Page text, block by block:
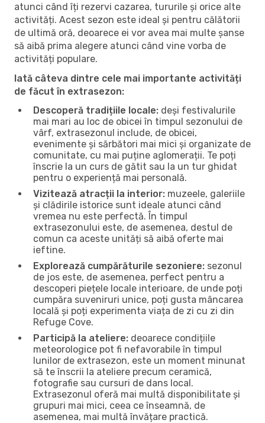
atunci când îți rezervi cazarea, tururile și orice alte
activități. Acest sezon este ideal și pentru călătorii
de ultimă oră, deoarece ei vor avea mai multe șanse
să aibă prima alegere atunci când vine vorba de
activități populare.
Iată câteva dintre cele mai importante activități
de făcut în extrasezon:
Descoperă tradițiile locale: deși festivalurile
mai mari au loc de obicei în timpul sezonului de
vârf, extrasezonul include, de obicei,
evenimente și sărbători mai mici și organizate de
comunitate, cu mai puține aglomerații. Te poți
înscrie la un curs de gătit sau la un tur ghidat
pentru o experiență mai personală.
Vizitează atracții la interior: muzeele, galeriile
și clădirile istorice sunt ideale atunci când
vremea nu este perfectă. În timpul
extrasezonului este, de asemenea, destul de
comun ca aceste unități să aibă oferte mai
ieftine.
Explorează cumpărăturile sezoniere: sezonul
de jos este, de asemenea, perfect pentru a
descoperi piețele locale interioare, de unde poți
cumpăra suveniruri unice, poți gusta mâncarea
locală și poți experimenta viața de zi cu zi din
Refuge Cove.
Participă la ateliere: deoarece condițiile
meteorologice pot fi nefavorabile în timpul
lunilor de extrasezon, este un moment minunat
să te înscrii la ateliere precum ceramică,
fotografie sau cursuri de dans local.
Extrasezonul oferă mai multă disponibilitate și
grupuri mai mici, ceea ce înseamnă, de
asemenea, mai multă învățare practică.